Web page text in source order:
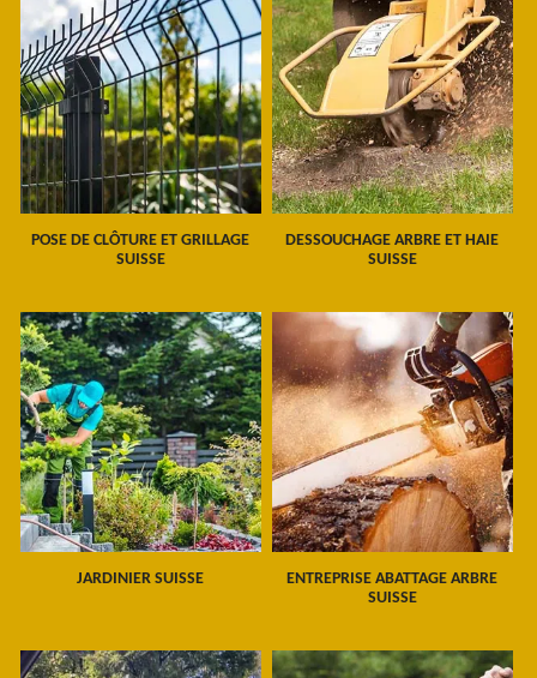
POSE DE CLÔTURE ET GRILLAGE
SUISSE
DESSOUCHAGE ARBRE ET HAIE
SUISSE
JARDINIER SUISSE
ENTREPRISE ABATTAGE ARBRE
SUISSE